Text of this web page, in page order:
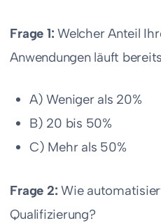
Frage 1: Welcher Anteil
Anwendungen läuft
A) Weniger als 20%
B) 20 bis 50%
C) Mehr als 50%
Frage 2: Wie
Qualifizierung?